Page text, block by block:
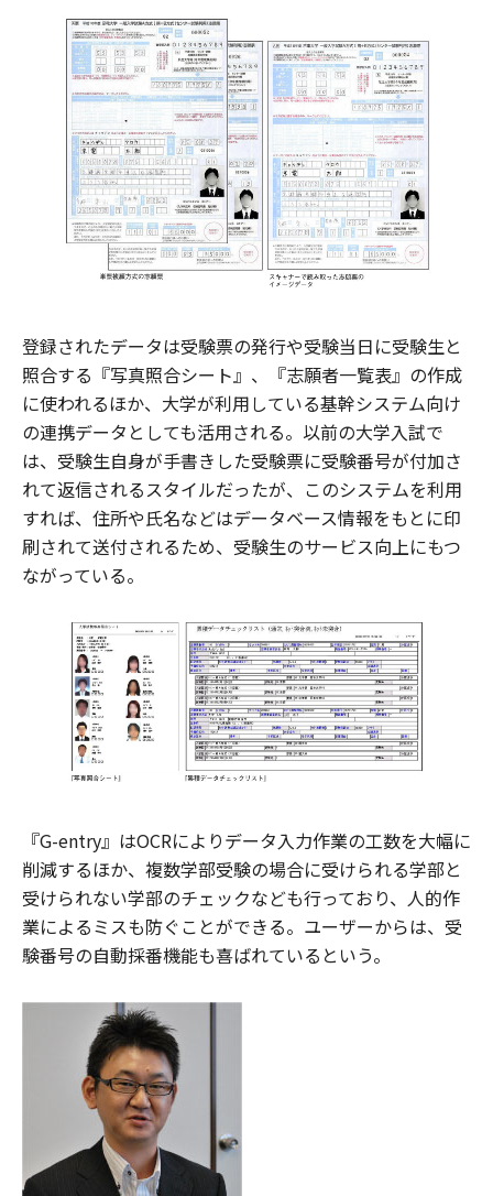
登録されたデータは受験票の発行や受験当日に受験生と
照合する『写真照合シート』、『志願者一覧表』の作成
に使われるほか、大学が利用している基幹システム向け
の連携データとしても活用される。以前の大学入試で
は、受験生自身が手書きした受験票に受験番号が付加さ
れて返信されるスタイルだったが、このシステムを利用
すれば、住所や氏名などはデータベース情報をもとに印
刷されて送付されるため、受験生のサービス向上にもつ
ながっている。
『G-entry』はOCRによりデータ入力作業の工数を大幅に
削減するほか、複数学部受験の場合に受けられる学部と
受けられない学部のチェックなども行っており、人的作
業によるミスも防ぐことができる。ユーザーからは、受
験番号の自動採番機能も喜ばれているという。